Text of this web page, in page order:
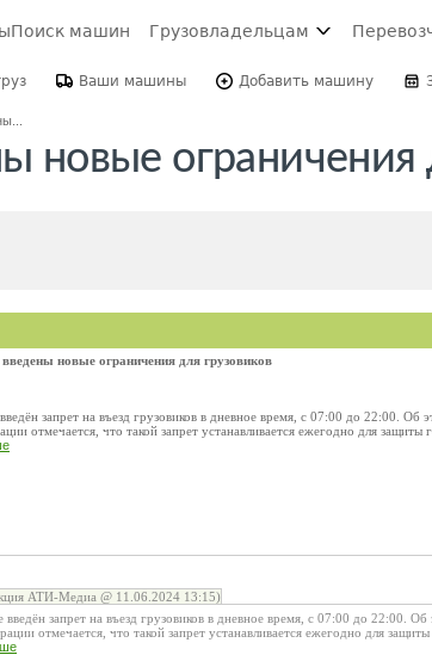
Поиск машин Грузовладельцам
Ваши машины Добавить машину
новые ограничения
новые ограничения для грузовиков
запрет на въезд грузовиков в дневное время, с 07:00 до 22:00.
отмечается, что такой запрет устанавливается ежегодно для
АТИ-Медиа @ 11.06.2024 13:15)
введён запрет на въезд грузовиков в дневное время, с 07:00 до
отмечается, что такой запрет устанавливается ежегодно для